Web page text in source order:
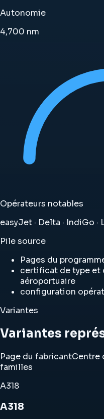
Autonomie
4,700 nm
Opérateurs notables
easyJet · Delta · IndiGo ·
Pile source
Pages du
certificat de type et
aéroportuaire
configuration
Variantes
Variantes
Page du fabricantCentre
familles
A318
A318